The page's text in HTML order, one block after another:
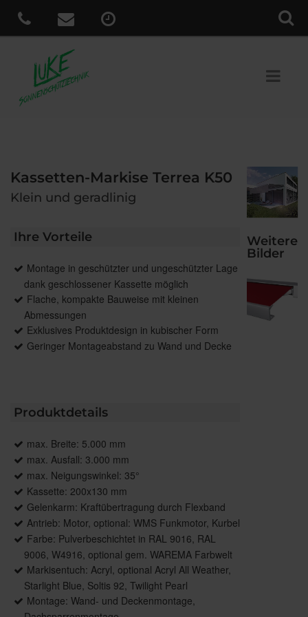
Kassetten-Markise Terrea K50
Klein und geradlinig
Ihre Vorteile
Montage in geschützter und ungeschützter Lage
dank geschlossener Kassette möglich
Flache, kompakte Bauweise mit kleinen
Abmessungen
Exklusives Produktdesign in kubischer Form
Geringer Montageabstand zu Wand und Decke
Produktdetails
max. Breite: 5.000 mm
max. Ausfall: 3.000 mm
max. Neigungswinkel: 35°
Kassette: 200x130 mm
Gelenkarm: Kraftübertragung durch Flexband
Antrieb: Motor, optional: WMS Funkmotor, Kurbel
Farbe: Pulverbeschichtet in RAL 9016, RAL
9006, W4916, optional gem. WAREMA Farbwelt
Markisentuch: Acryl, optional Acryl All Weather,
Starlight Blue, Soltis 92, Twilight Pearl
Montage: Wand- und Deckenmontage,
Weitere
Bilder